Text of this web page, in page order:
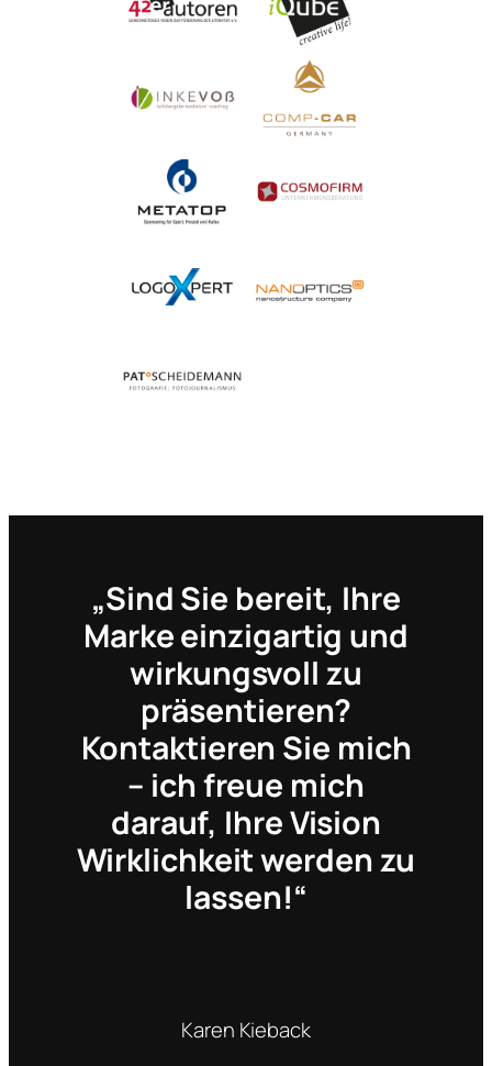
„Sind Sie bereit, Ihre
Marke einzigartig und
wirkungsvoll zu
präsentieren?
Kontaktieren Sie mich
– ich freue mich
darauf, Ihre Vision
Wirklichkeit werden zu
lassen!“
Karen Kieback